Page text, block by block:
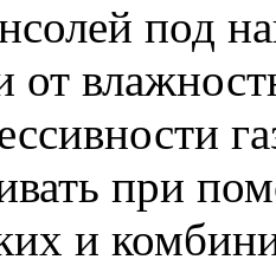
под
от
при
и